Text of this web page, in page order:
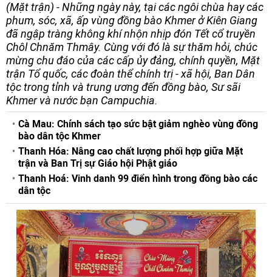
(Mặt trận) - Những ngày này, tại các ngôi chùa hay các
phum, sóc, xã, ấp vùng đồng bào Khmer ở Kiên Giang
đã ngập tràng không khí nhộn nhịp đón Tết cổ truyền
Chôl Chnăm Thmây. Cùng với đó là sự thăm hỏi, chúc
mừng chu đáo của các cấp ủy đảng, chính quyền, Mặt
trận Tổ quốc, các đoàn thể chính trị - xã hội, Ban Dân
tộc trong tỉnh và trung ương đến đồng bào, Sư sãi
Khmer và nước bạn Campuchia.
Cà Mau: Chính sách tạo sức bật giảm nghèo vùng đồng
bào dân tộc Khmer
Thanh Hóa: Nâng cao chất lượng phối hợp giữa Mặt
trận và Ban Trị sự Giáo hội Phật giáo
Thanh Hoá: Vinh danh 99 điển hình trong đồng bào các
dân tộc